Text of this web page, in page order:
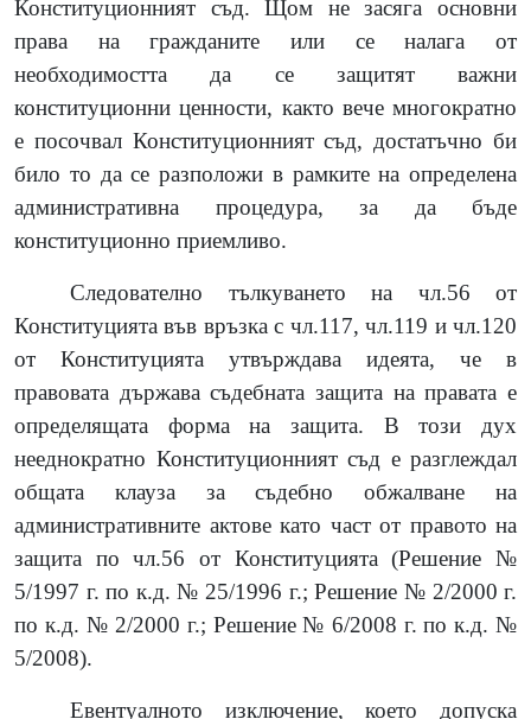
Конституционният съд. Щом не засяга основни
права на гражданите или се налага от
необходимостта да се защитят важни
конституционни ценности, както вече многократно
е посочвал Конституционният съд, достатъчно би
било то да се разположи в рамките на определена
административна процедура, за да бъде
конституционно приемливо.
Следователно тълкуването на чл.56 от
Конституцията във връзка с чл.117, чл.119 и чл.120
от Конституцията утвърждава идеята, че в
правовата държава съдебната защита на правата е
определящата форма на защита. В този дух
нееднократно Конституционният съд е разглеждал
общата клауза за съдебно обжалване на
административните актове като част от правото на
защита по чл.56 от Конституцията (Решение №
5/1997 г. по к.д. № 25/1996 г.; Решение № 2/2000 г.
по к.д. № 2/2000 г.; Решение № 6/2008 г. по к.д. №
5/2008).
Евентуалното изключение, което допуска